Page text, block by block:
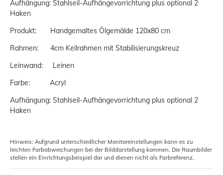
Aufhängung: Stahlseil-Aufhängevorrichtung plus optional 2
Haken
Produkt: Handgemaltes Ölgemälde 120x80 cm
Rahmen: 4cm Keilrahmen mit Stabilisierungskreuz
Leinwand: Leinen
Farbe: Acryl
Aufhängung: Stahlseil-Aufhängevorrichtung plus optional 2
Haken
Hinweis: Aufgrund unterschiedlicher Monitoreinstellungen kann es zu
leichten Farbabweichungen bei der Bilddarstellung kommen. Die Raumbilder
stellen ein Einrichtungsbeispiel dar und dienen nicht als Farbreferenz.